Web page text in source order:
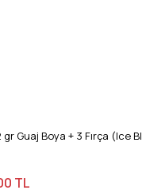
Guaj Boya + 3 Fırça (Ice
TL